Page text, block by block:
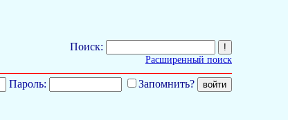
Поиск:
Расширенный поиск
Пароль: Запомнить?